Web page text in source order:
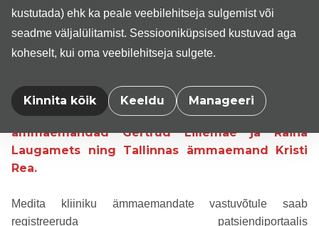
kustutada) ehk ka peale veebilehitseja sulgemist või
seadme väljalülitamist. Sessiooniküpsised kustuvad aga
koheselt, kui oma veebilehitseja sulgete.
Kinnita kõik Keeldu Manageeri
Uuringule tulemisel ei ole saatekiri vajalik ja
uuringus osalemiseks ei pea omama kehtivat
ravikindlustust!
Emakakaelavähi sõeluuringus osalemiseks ei pea end
lisaks naistearstidele ka ämmaemandad –Medita
kliiniku Tartu keskuses teostavad uuringuid
ämmaemandad Gertrud Lillemäe ja Raina
Laugamets ning Tallinnas ämmaemand Kristi
Rea.
Medita kliiniku ämmaemandate vastuvõtule saab
registreeruda patsiendiportaalis